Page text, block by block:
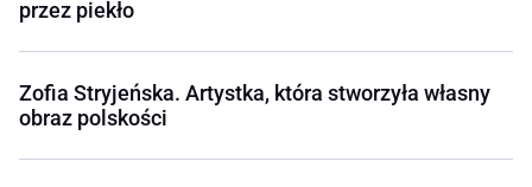
przez piekło
Zofia Stryjeńska. Artystka, która stworzyła własny
obraz polskości